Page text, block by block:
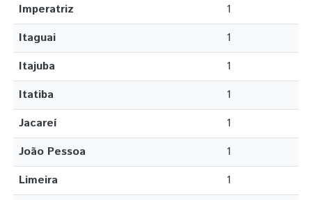
Imperatriz
1
Itaguai
1
Itajuba
1
Itatiba
1
Jacareí
1
João Pessoa
1
Limeira
1